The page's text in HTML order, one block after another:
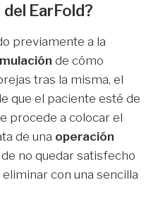
EarFold?
previamente a la
de cómo
tras la misma, el
que el paciente esté de
procede a colocar el
de una operación
de no quedar satisfecho
con una sencilla